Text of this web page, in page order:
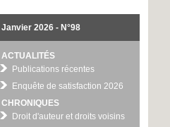
Janvier 2026 - N°98
ACTUALITÉS
Publications récentes
Enquête de satisfaction 2026
CHRONIQUES
Droit d'auteur et droits voisins